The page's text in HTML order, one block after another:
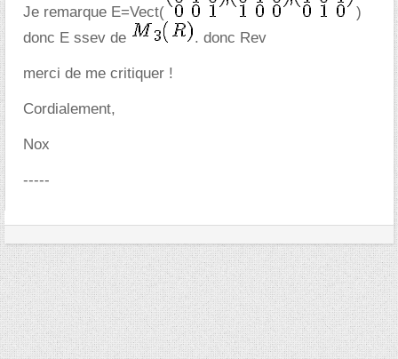
Je remarque E=Vect(
)
donc E ssev de
. donc Rev
merci de me critiquer !
Cordialement,
Nox
-----